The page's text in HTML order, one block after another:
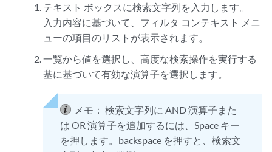
テキスト ボックスに検索文字列を入力します。
入力内容に基づいて、フィルタ コンテキスト メニ
ューの項目のリストが表示されます。
一覧から値を選択し、高度な検索操作を実行する
基に基づいて有効な演算子を選択します。
メモ： 検索文字列に AND 演算子また
は OR 演算子を追加するには、Space キー
を押します。backspace を押すと、検索文